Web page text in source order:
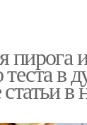
пирога
в
в